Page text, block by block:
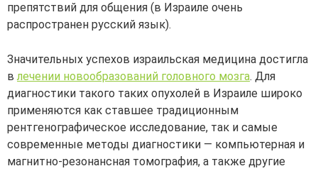
препятствий для общения (в Израиле очень
распространен русский язык).
Значительных успехов израильская медицина достигла
влечении новообразований головного мозга. Для
диагностики такого таких опухолей в Израиле широко
применяются как ставшее традиционным
рентгенографическое исследование, так и самые
современные методы диагностики — компьютерная и
магнитно-резонансная томография, а также другие